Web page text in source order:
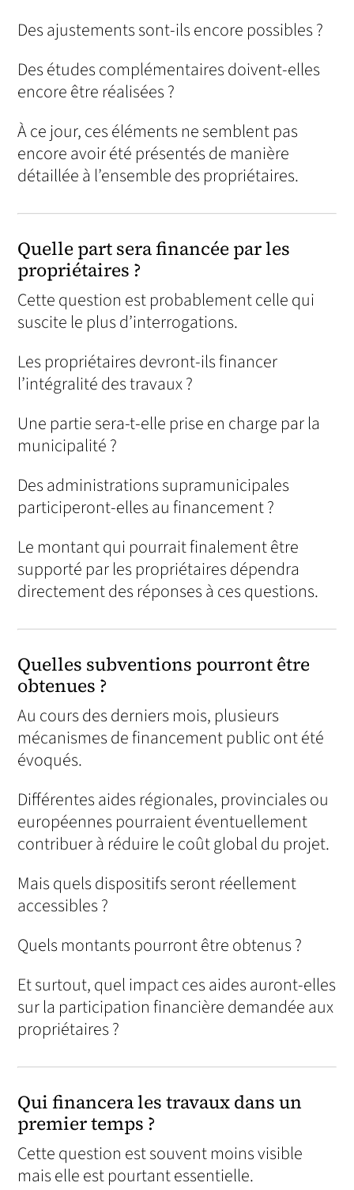
Des ajustements sont-ils encore possibles ?
Des études complémentaires doivent-elles
encore être réalisées ?
À ce jour, ces éléments ne semblent pas
encore avoir été présentés de manière
détaillée à l’ensemble des propriétaires.
Quelle part sera financée par les
propriétaires ?
Cette question est probablement celle qui
suscite le plus d’interrogations.
Les propriétaires devront-ils financer
l’intégralité des travaux ?
Une partie sera-t-elle prise en charge par la
municipalité ?
Des administrations supramunicipales
participeront-elles au financement ?
Le montant qui pourrait finalement être
supporté par les propriétaires dépendra
directement des réponses à ces questions.
Quelles subventions pourront être
obtenues ?
Au cours des derniers mois, plusieurs
mécanismes de financement public ont été
évoqués.
Différentes aides régionales, provinciales ou
européennes pourraient éventuellement
contribuer à réduire le coût global du projet.
Mais quels dispositifs seront réellement
accessibles ?
Quels montants pourront être obtenus ?
Et surtout, quel impact ces aides auront-elles
sur la participation financière demandée aux
propriétaires ?
Qui financera les travaux dans un
premier temps ?
Cette question est souvent moins visible
mais elle est pourtant essentielle.